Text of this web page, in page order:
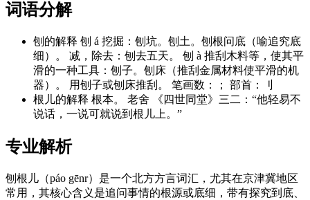
词语分解
刨的解释 刨 á 挖掘：刨坑。刨土。刨根问底（喻追究底
细）。 减，除去：刨去五天。 刨 à 推刮木料等，使其平
滑的一种工具：刨子。刨床（推刮金属材料使平滑的机
器）。 用刨子或刨床推刮。 笔画数：； 部首：刂
根儿的解释 根本。 老舍 《四世同堂》三二：“他轻易不
说话，一说可就说到根儿上。”
专业解析
刨根儿（páo gēnr）是一个北方方言词汇，尤其在京津冀地区
常用，其核心含义是追问事情的根源或底细，带有探究到底、